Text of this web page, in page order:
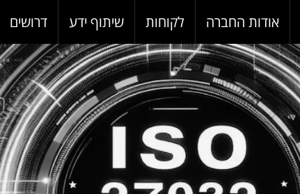
אודות החברה לקוחות שיתוף ידע דרושים